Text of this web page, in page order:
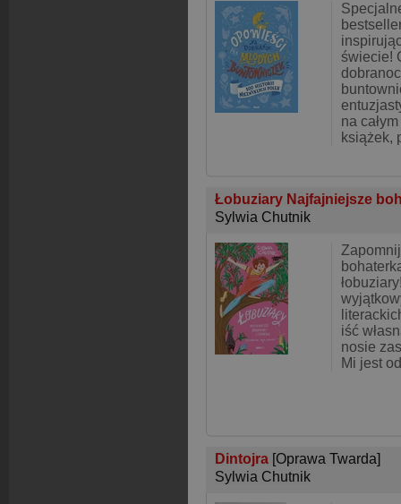
świecie!
na
książek,
Łobuziary Najfajniejsze
Sylwia Chutnik
iść
nosie
Mi jest
Dintojra [Oprawa Twarda]
Sylwia Chutnik